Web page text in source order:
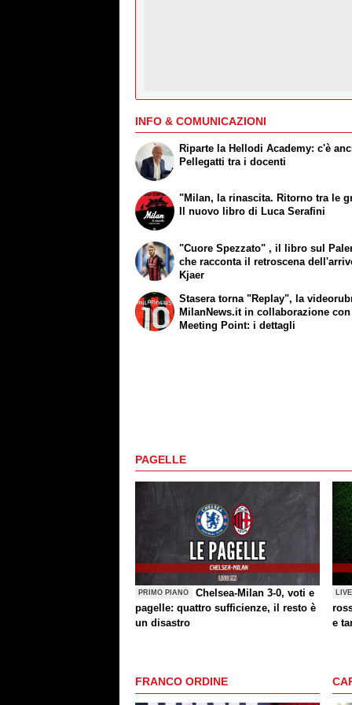
INFO & COMUNICAZIONI
Riparte la Hellodi Academy: c'è
Pellegatti tra i docenti
"Milan, la rinascita. Ritorno tra le
Il nuovo libro di Luca Serafini
"Cuore Spezzato" , il libro sul
che racconta il retroscena
Kjaer
Stasera torna "Replay", la
MilanNews.it in collaborazione
Meeting Point: i dettagli
PAGELLE
PRIMO PIANO
Chelsea-Milan 3-0, voti e
pagelle: quattro sufficienze, il resto è
un disastro
e
FRANCO ORDINE